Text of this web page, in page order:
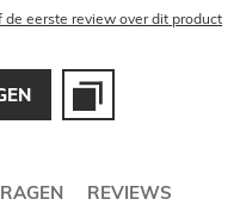
de eerste review over dit product
REVIEWS